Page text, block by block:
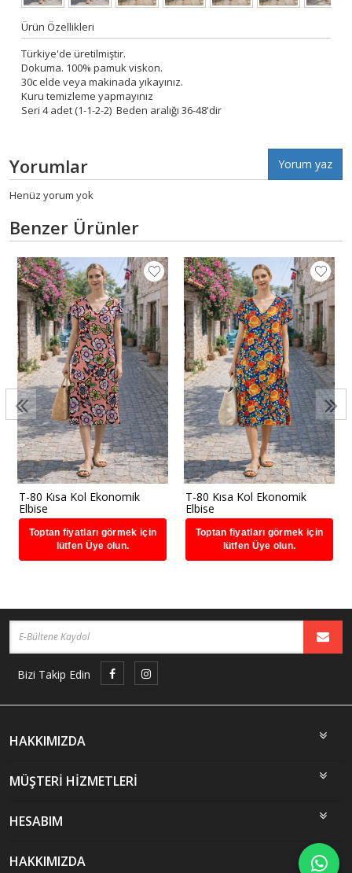
Ürün Özellikleri
Türkiye'de üretilmiştir.
Dokuma. 100% pamuk viskon.
30c elde veya makinada yıkayınız.
Kuru temizleme yapmayınız
Seri 4 adet (1-1-2-2) Beden aralığı 36-48'dir
Yorumlar Yorum yaz
Henüz yorum yok
Benzer Ürünler
T-80 Kısa Kol Ekonomik
Elbise
Toptan fiyatları görmek için
lütfen Üye olun.
T-80 Kısa Kol Ekonomik
Elbise
Toptan fiyatları görmek için
lütfen Üye olun.
Bizi Takip Edin
HAKKIMIZDA
MÜŞTERİ HİZMETLERİ
HESABIM
HAKKIMIZDA